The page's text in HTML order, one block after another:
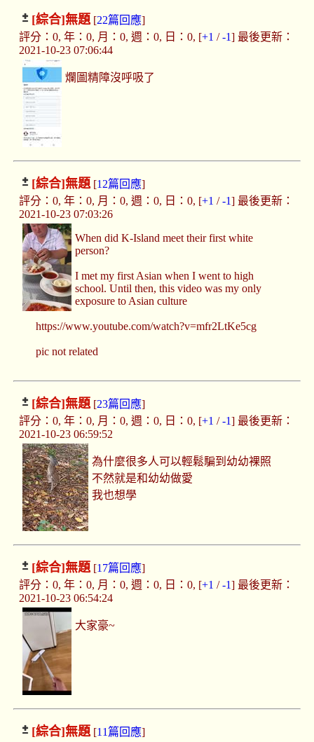
[綜合]無題[22篇回應]
評分：0, 年：0, 月：0, 週：0, 日：0, [+1 /-1] 最後更新：
2021-10-23 07:06:44
爛圖精障沒呼吸了
[綜合]無題[12篇回應]
評分：0, 年：0, 月：0, 週：0, 日：0, [+1 /-1] 最後更新：
2021-10-23 07:03:26
When did K-Island meet their first white
person?
I met my first Asian when I went to high
school. Until then, this video was my only
exposure to Asian culture
https://www.youtube.com/watch?v=mfr2LtKe5cg
pic not related
[綜合]無題[23篇回應]
評分：0, 年：0, 月：0, 週：0, 日：0, [+1 /-1] 最後更新：
2021-10-23 06:59:52
為什麼很多人可以輕鬆騙到幼幼裸照
不然就是和幼幼做愛
我也想學
[綜合]無題[17篇回應]
評分：0, 年：0, 月：0, 週：0, 日：0, [+1 /-1] 最後更新：
2021-10-23 06:54:24
大家豪~
[綜合]無題[11篇回應]